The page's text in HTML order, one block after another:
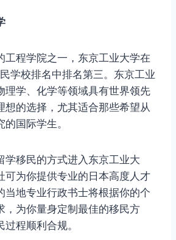
工程学院之一，东京工业大学在
学校排名中排名第三。东京工业
理学、化学等领域具有世界领先
想的选择，尤其适合那些希望从
国际学生。
学移民的方式进入东京工业大
可为你提供专业的日本高度人才
当地专业行政书士将根据你的个
，为你量身定制最佳的移民方
程顺利合规。